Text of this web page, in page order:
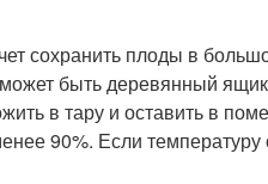
сохранить плоды в
быть деревянный
в тару и оставить в
90%. Если